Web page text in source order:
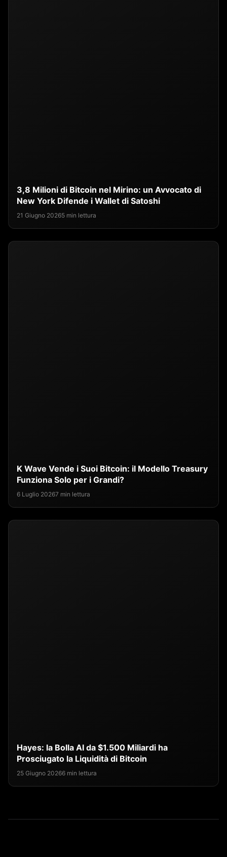
3,8 Milioni di Bitcoin nel Mirino: un Avvocato di
New York Difende i Wallet di Satoshi
21 Giugno 20265 min lettura
K Wave Vende i Suoi Bitcoin: il Modello Treasury
Funziona Solo per i Grandi?
6 Luglio 20267 min lettura
Hayes: la Bolla AI da $1.500 Miliardi ha
Prosciugato la Liquidità di Bitcoin
25 Giugno 20266 min lettura